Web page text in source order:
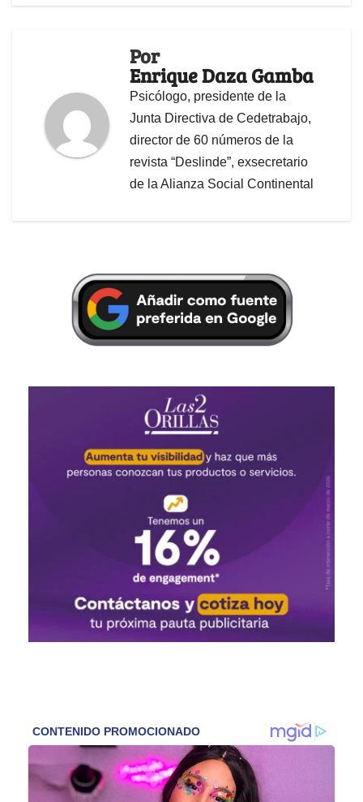
Por
Enrique Daza Gamba
Psicólogo, presidente de la
Junta Directiva de Cedetrabajo,
director de 60 números de la
revista “Deslinde”, exsecretario
de la Alianza Social Continental